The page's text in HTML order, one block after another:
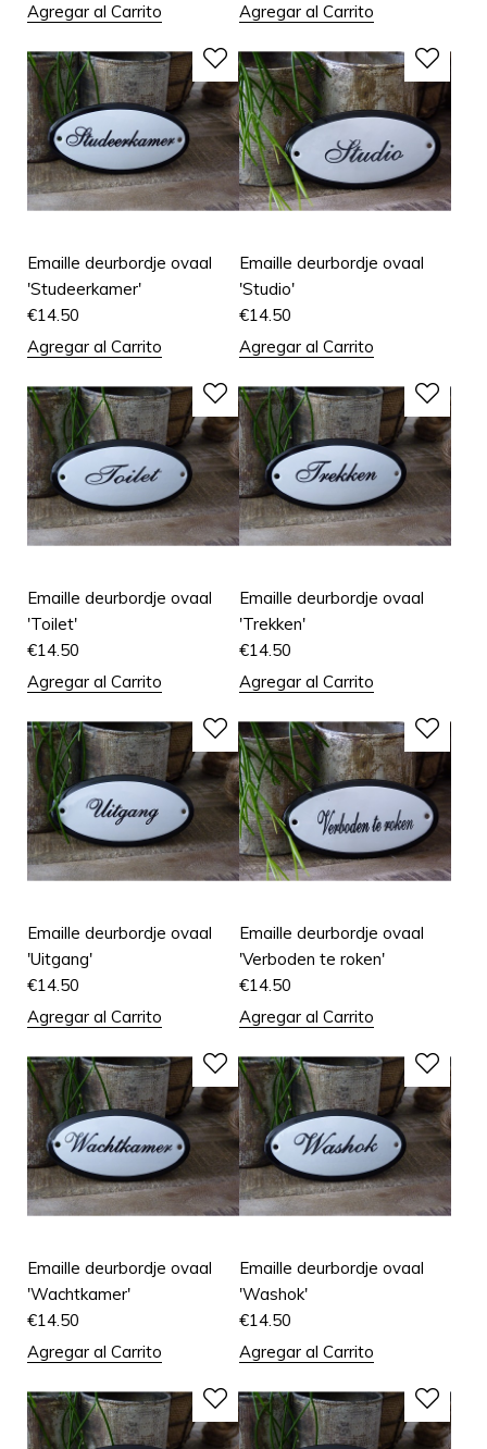
Agregar al Carrito Agregar al Carrito
Emaille deurbordje ovaal
'Studeerkamer'
€14.50
Agregar al Carrito
Emaille deurbordje ovaal
'Studio'
€14.50
Agregar al Carrito
Emaille deurbordje ovaal
'Toilet'
€14.50
Agregar al Carrito
Emaille deurbordje ovaal
'Trekken'
€14.50
Agregar al Carrito
Emaille deurbordje ovaal
'Uitgang'
€14.50
Agregar al Carrito
Emaille deurbordje ovaal
'Verboden te roken'
€14.50
Agregar al Carrito
Emaille deurbordje ovaal
'Wachtkamer'
€14.50
Agregar al Carrito
Emaille deurbordje ovaal
'Washok'
€14.50
Agregar al Carrito